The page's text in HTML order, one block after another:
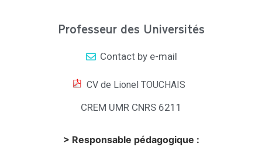
Professeur des Universités
Contact by e-mail
CV de Lionel TOUCHAIS
CREM UMR CNRS 6211
> Responsable pédagogique :